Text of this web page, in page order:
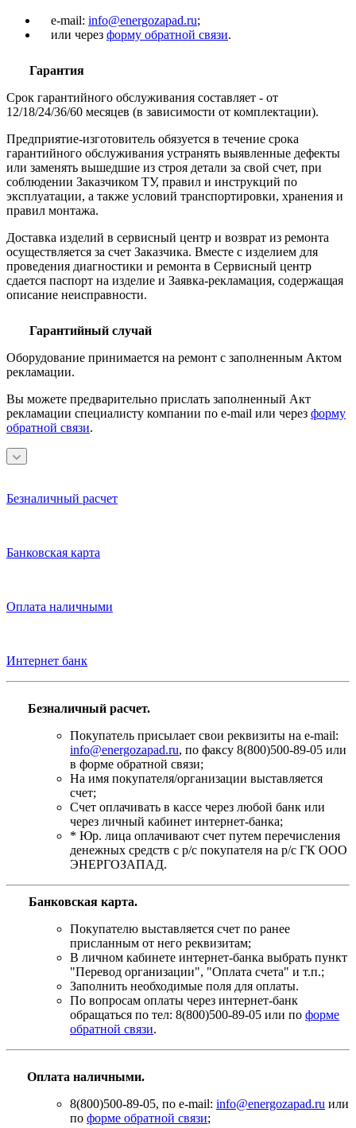
e-mail: info@energozapad.ru;
или через форму обратной связи.
Гарантия
Срок гарантийного обслуживания составляет - от
12/18/24/36/60 месяцев (в зависимости от комплектации).
Предприятие-изготовитель обязуется в течение срока
гарантийного обслуживания устранять выявленные дефекты
или заменять вышедшие из строя детали за свой счет, при
соблюдении Заказчиком ТУ, правил и инструкций по
эксплуатации, а также условий транспортировки, хранения и
правил монтажа.
Доставка изделий в сервисный центр и возврат из ремонта
осуществляется за счет Заказчика. Вместе с изделием для
проведения диагностики и ремонта в Сервисный центр
сдается паспорт на изделие и Заявка-рекламация, содержащая
описание неисправности.
Гарантийный случай
Оборудование принимается на ремонт с заполненным Актом
рекламации.
Вы можете предварительно прислать заполненный Акт
рекламации специалисту компании по e-mail или через форму
обратной связи.
Безналичный расчет
Банковская карта
Оплата наличными
Интернет банк
Безналичный расчет.
Покупатель присылает свои реквизиты на e-mail:
info@energozapad.ru, по факсу 8(800)500-89-05 или
в форме обратной связи;
На имя покупателя/организации выставляется
счет;
Счет оплачивать в кассе через любой банк или
через личный кабинет интернет-банка;
* Юр. лица оплачивают счет путем перечисления
денежных средств с р/с покупателя на р/с ГК ООО
ЭНЕРГОЗАПАД.
Банковская карта.
Покупателю выставляется счет по ранее
присланным от него реквизитам;
В личном кабинете интернет-банка выбрать пункт
"Перевод организации", "Оплата счета" и т.п.;
Заполнить необходимые поля для оплаты.
По вопросам оплаты через интернет-банк
обращаться по тел: 8(800)500-89-05 или по форме
обратной связи.
Оплата наличными.
8(800)500-89-05, по e-mail: info@energozapad.ru или
по форме обратной связи;